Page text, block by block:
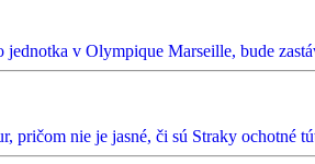
v Olympique Marseille, bude
pričom nie je jasné, či sú Straky ochotné